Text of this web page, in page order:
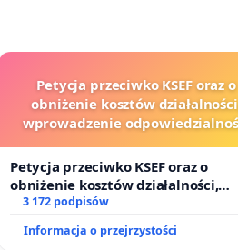
Petycja przeciwko KSEF oraz o
obniżenie kosztów
wprowadzenie
sędziów
Petycja przeciwko KSEF oraz o
obniżenie kosztów działalności,
wprowadzenie odpowiedzialności
finansowej kluczowych
sędziów
3 172 podpisów
Informacja o przejrzystości